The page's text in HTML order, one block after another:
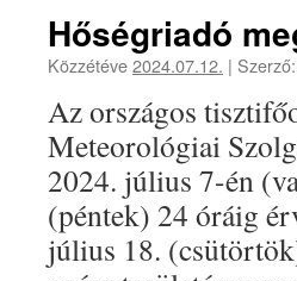
Hőségriadó
Közzétéve2024.07.12. | Szerző:
Az országos
Meteorológiai
2024. július 7-én
(péntek) 24 óráig
július 18.